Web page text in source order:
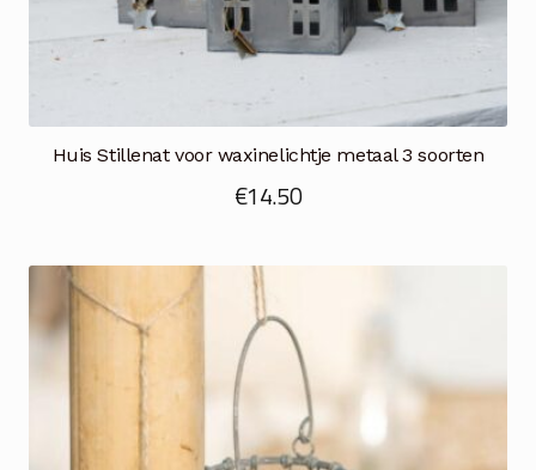
Huis Stillenat voor waxinelichtje metaal 3 soorten
€14.50